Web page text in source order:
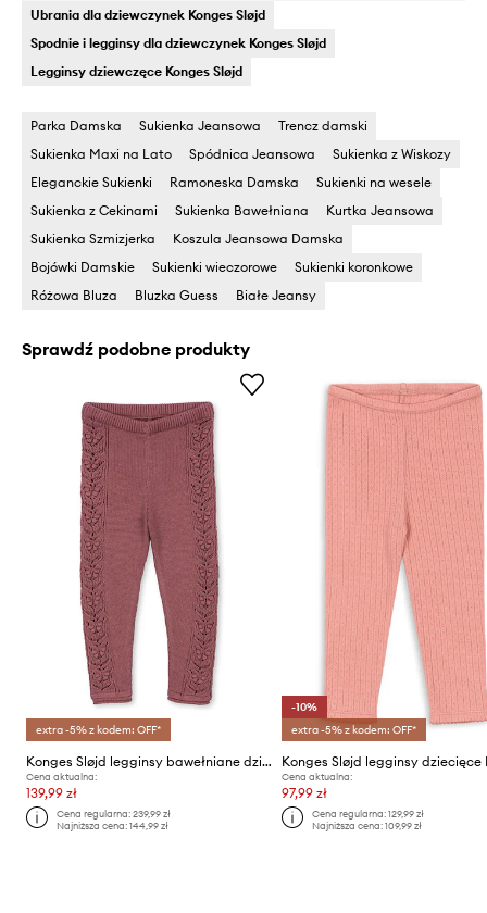
Ubrania dla dziewczynek Konges Sløjd
Spodnie i legginsy dla dziewczynek Konges Sløjd
Legginsy dziewczęce Konges Sløjd
Parka Damska Sukienka Jeansowa
Trencz damski
Sukienka Maxi na Lato
Spódnica Jeansowa
Sukienka z Wiskozy
Eleganckie Sukienki
Ramoneska Damska
Sukienki na wesele
Sukienka z Cekinami
Sukienka Bawełniana
Kurtka Jeansowa
Sukienka Szmizjerka
Koszula Jeansowa Damska
Bojówki Damskie
Sukienki wieczorowe
Sukienki koronkowe
Różowa Bluza
Bluzka Guess Białe Jeansy
Sprawdź podobne produkty
extra -5% z kodem: OFF*
Konges Sløjd legginsy bawełniane dziecięce CABBY PANTS GOTS
Cena aktualna:
139,99 zł
Cena regularna:239,99 zł
Najniższa cena:144,99 zł
-10%
extra -5% z kodem: OFF*
Cena aktualna:
97,99 zł
Cena regularna: 129,99 zł
Najniższa cena: 109,99 zł